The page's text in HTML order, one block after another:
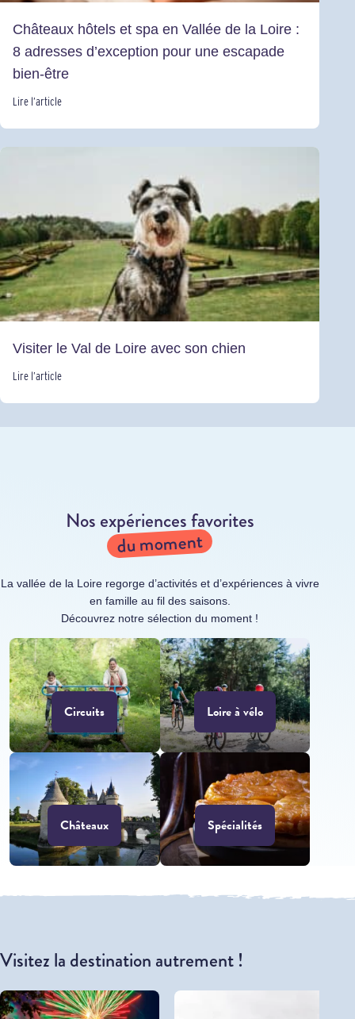
Châteaux hôtels et spa en Vallée de la Loire :
8 adresses d’exception pour une escapade
bien-être
Lire l’article
Visiter le Val de Loire avec son chien
Lire l’article
Nos expériences favorites
du moment
La vallée de la Loire regorge d’activités et d’expériences à vivre
en famille au fil des saisons.
Découvrez notre sélection du moment !
Circuits Loire à vélo
Châteaux Spécialités
Visitez la destination autrement !